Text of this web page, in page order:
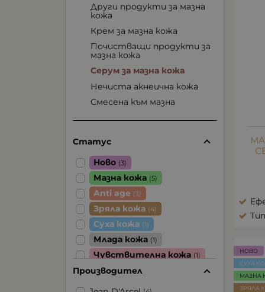
НОВО
СУХА
МАЗНА
ЗРЯЛА
Други продукти за мазна
кожа
Крем за мазна кожа
Почистващи продукти за
мазна кожа
Серум за мазна кожа
Нечиста акнеична кожа
Смесена към мазна
Статус
Ново (3)
Мазна кожа (5)
Anti age (3)
Зряла кожа (4)
Суха кожа (1)
Млада кожа (1)
Чувствителна кожа (1)
Производител